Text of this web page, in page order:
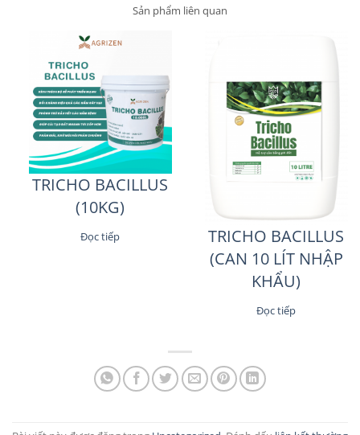
Sản phẩm liên quan
TRICHO BACILLUS
(10KG)
Đọc tiếp
TRICHO BACILLUS
(CAN 10 LÍT NHẬP
KHẨU)
Đọc tiếp